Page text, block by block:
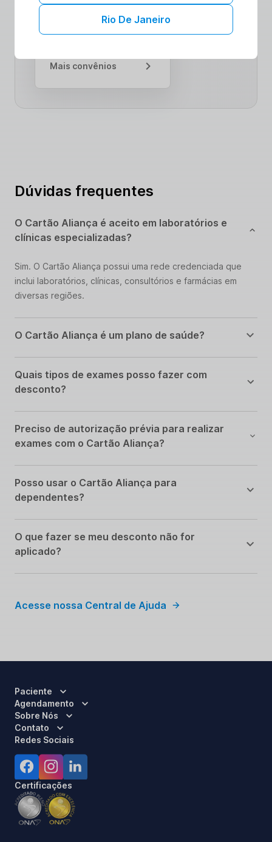
colaborações podem impulsionar sua jornada
para uma saúde plena.
Mais convênios
Dúvidas frequentes
O Cartão Aliança é aceito em laboratórios e
clínicas especializadas?
Sim. O Cartão Aliança possui uma rede credenciada que
inclui laboratórios, clínicas, consultórios e farmácias em
diversas regiões.
O Cartão Aliança é um plano de saúde?
Quais tipos de exames posso fazer com
desconto?
Preciso de autorização prévia para realizar
exames com o Cartão Aliança?
Posso usar o Cartão Aliança para
dependentes?
O que fazer se meu desconto não for
aplicado?
Acesse nossa Central de Ajuda
Paciente
Agendamento
Sobre Nós
Contato
Redes Sociais
Certificações
Rio De Janeiro